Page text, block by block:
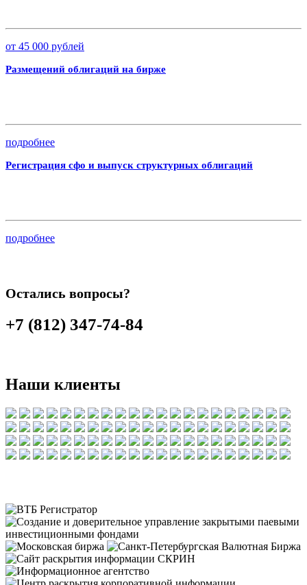
от 45 000 рублей
Размещений облигаций на бирже
подробнее
Регистрация сфо и выпуск структурных облигаций
подробнее
Остались вопросы?
+7 (812) 347-74-84
Наши клиенты